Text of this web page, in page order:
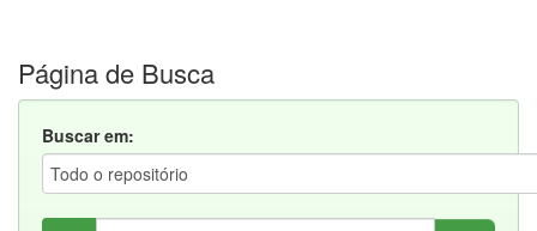
Página de Busca
Buscar em: